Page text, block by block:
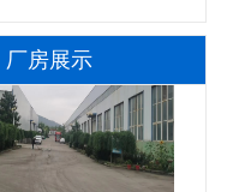
厂房展示
厂区一角